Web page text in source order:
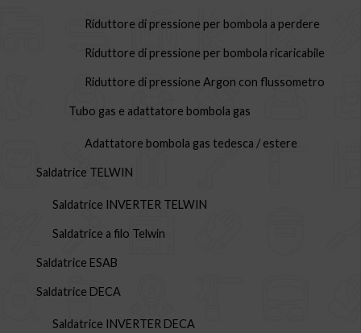
Riduttore di pressione per bombola a perdere
Riduttore di pressione per bombola ricaricabile
Riduttore di pressione Argon con flussometro
Tubo gas e adattatore bombola gas
Adattatore bombola gas tedesca / estere
Saldatrice TELWIN
Saldatrice INVERTER TELWIN
Saldatrice a filo Telwin
Saldatrice ESAB
Saldatrice DECA
Saldatrice INVERTER DECA